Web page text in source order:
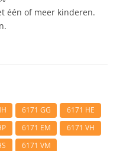
één of meer kinderen.
6171 GG
6171 HE
6171 EM
6171 VH
6171 VM